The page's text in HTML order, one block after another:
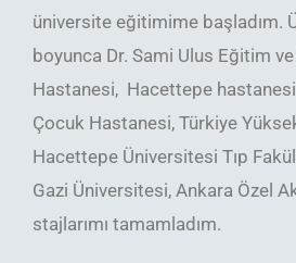
üniversite eğitimime başladım.
boyunca Dr. Sami Ulus Eğitim
Hastanesi, Hacettepe
Çocuk Hastanesi, Türkiye
Hacettepe Üniversitesi Tıp
Gazi Üniversitesi, Ankara Özel
stajlarımı tamamladım.